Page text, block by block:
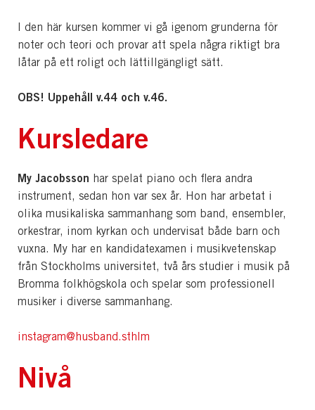
I den här kursen kommer vi gå igenom grunderna för
noter och teori och provar att spela några riktigt bra
låtar på ett roligt och lättillgängligt sätt.
OBS! Uppehåll v.44 och v.46.
Kursledare
My Jacobsson har spelat piano och flera andra
instrument, sedan hon var sex år. Hon har arbetat i
olika musikaliska sammanhang som band, ensembler,
orkestrar, inom kyrkan och undervisat både barn och
vuxna. My har en kandidatexamen i musikvetenskap
från Stockholms universitet, två års studier i musik på
Bromma folkhögskola och spelar som professionell
musiker i diverse sammanhang.
instagram@husband.sthlm
Nivå